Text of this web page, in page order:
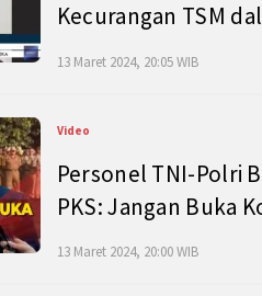
Kecurangan TSM
13 Maret 2024, 20:05 WIB
Video
Personel TNI-Polri
PKS: Jangan Buka
13 Maret 2024, 20:00 WIB